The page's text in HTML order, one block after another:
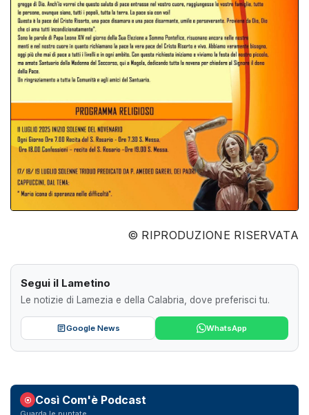
© RIPRODUZIONE RISERVATA
Segui il Lametino
Le notizie di Lamezia e della Calabria, dove preferisci tu.
Google News WhatsApp
Così Com'è Podcast